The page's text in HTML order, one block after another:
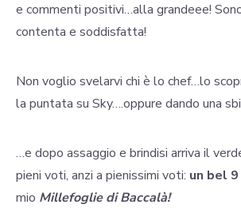
e commenti positivi…alla grandeee!
contenta e soddisfatta!
Non voglio svelarvi chi è lo chef…lo
la puntata su Sky….oppure dando una
…e dopo assaggio e brindisi arriva il
pieni voti, anzi a pienissimi voti: un bel 9
mio Millefoglie di Baccalà!